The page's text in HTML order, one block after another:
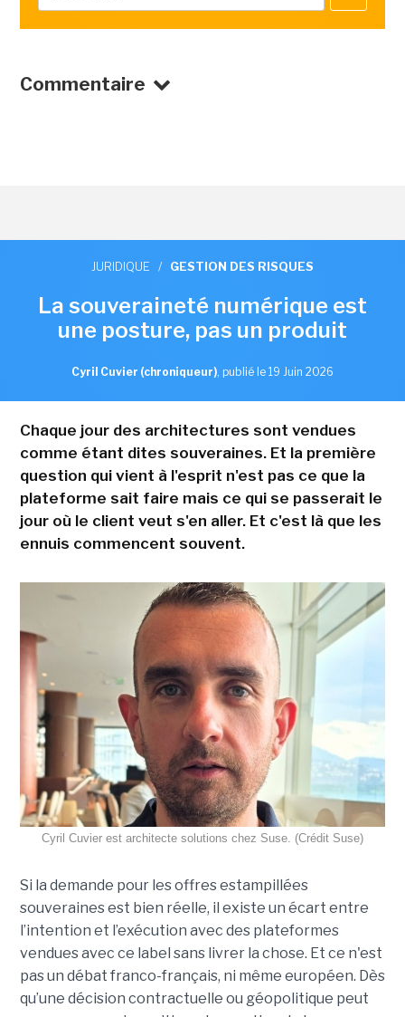
Commentaire
JURIDIQUE / GESTION DES RISQUES
La souveraineté numérique est
une posture, pas un produit
Cyril Cuvier (chroniqueur), publié le 19 Juin 2026
Chaque jour des architectures sont vendues
comme étant dites souveraines. Et la première
question qui vient à l'esprit n'est pas ce que la
plateforme sait faire mais ce qui se passerait le
jour où le client veut s'en aller. Et c'est là que les
ennuis commencent souvent.
Cyril Cuvier est architecte solutions chez Suse. (Crédit Suse)
Si la demande pour les offres estampillées
souveraines est bien réelle, il existe un écart entre
l’intention et l’exécution avec des plateformes
vendues avec ce label sans livrer la chose. Et ce n'est
pas un débat franco-français, ni même européen. Dès
qu’une décision contractuelle ou géopolitique peut